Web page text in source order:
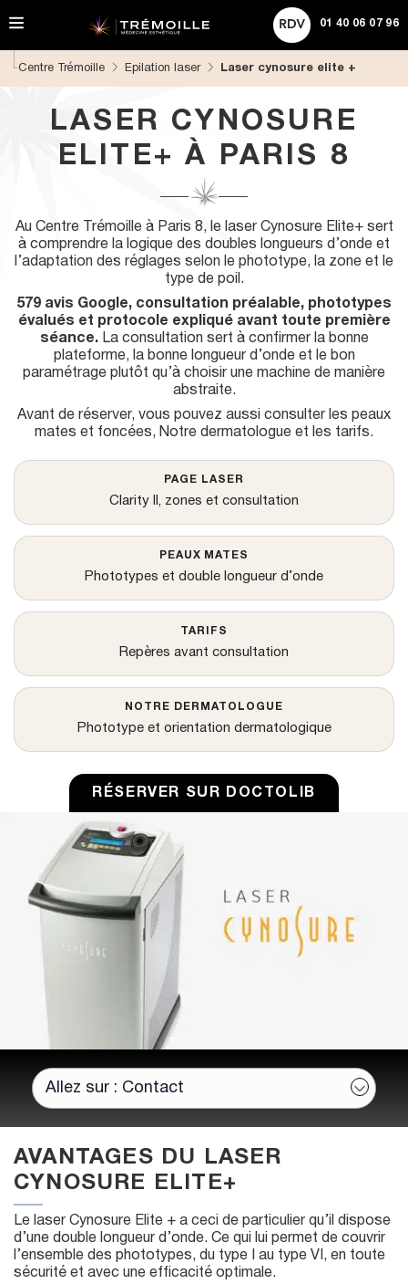
01 40 06 07 96
ACHETER UNE CARTE CADEAU
Rechercher
Centre Trémoille Epilation laser Laser cynosure elite +
LASER CYNOSURE
ELITE+ À PARIS 8
Au Centre Trémoille à Paris 8, le laser Cynosure Elite+ sert
à comprendre la logique des doubles longueurs d’onde et
l’adaptation des réglages selon le phototype, la zone et le
type de poil.
579 avis Google, consultation préalable, phototypes
évalués et protocole expliqué avant toute première
séance.La consultation sert à confirmer la bonne
plateforme, la bonne longueur d’onde et le bon
paramétrage plutôt qu’à choisir une machine de manière
abstraite.
Avant de réserver, vous pouvez aussi consulter les peaux
mates et foncées, Notre dermatologue et les tarifs.
PAGE LASER
Clarity II, zones et consultation
PEAUX MATES
Phototypes et double longueur d’onde
TARIFS
Repères avant consultation
NOTRE DERMATOLOGUE
Phototype et orientation dermatologique
RÉSERVER SUR DOCTOLIB
AVANTAGES DU LASER
CYNOSURE ELITE+
Le laser Cynosure Elite + a ceci de particulier qu’il dispose
d’une double longueur d’onde. Ce qui lui permet de couvrir
l’ensemble des phototypes, du type I au type VI, en toute
sécurité et avec une efficacité optimale.